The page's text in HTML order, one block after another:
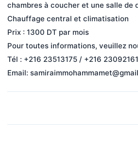
chambres à coucher et une salle de
Chauffage central et climatisation
Prix : 1300 DT par mois
Pour toutes informations, veuillez
Tél : +216 23513175 / +216
Email: